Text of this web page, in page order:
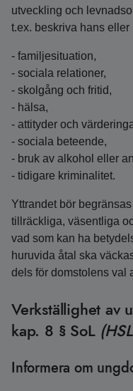
utveckling och
t.ex. beskriva hans eller
- familjesituation,
- sociala relationer,
- skolgång och fritid,
- hälsa,
- attityder och
- sociala beteende,
- bruk av alkohol eller
- tidigare kriminalitet.
Yttrandet bör
tillräckliga, väsentliga
vad som kan ha
huruvida åtal ska
dels för domstolens val
Verkställighet av
kap. 8 § SoL
Informera om